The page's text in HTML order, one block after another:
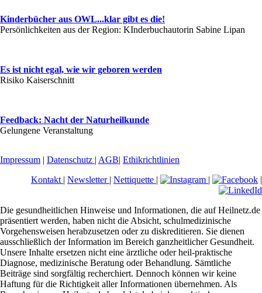
Kinderbücher aus OWL...klar gibt es die!
Persönlichkeiten aus der Region: KInderbuchautorin Sabine Lipan
Es ist nicht egal, wie wir geboren werden
Risiko Kaiserschnitt
Feedback: Nacht der Naturheilkunde
Gelungene Veranstaltung
Impressum | Datenschutz | AGB| Ethikrichtlinien
Kontakt | Newsletter | Nettiquette | | |
Die gesundheitlichen Hinweise und Informationen, die auf Heilnetz.de
präsentiert werden, haben nicht die Absicht, schulmedizinische
Vorgehensweisen herabzusetzen oder zu diskreditieren. Sie dienen
ausschließlich der Information im Bereich ganzheitlicher Gesundheit.
Unsere Inhalte ersetzen nicht eine ärztliche oder heil-praktische
Diagnose, medizinische Beratung oder Behandlung. Sämtliche
Beiträge sind sorgfältig recherchiert. Dennoch können wir keine
Haftung für die Richtigkeit aller Informationen übernehmen. Als